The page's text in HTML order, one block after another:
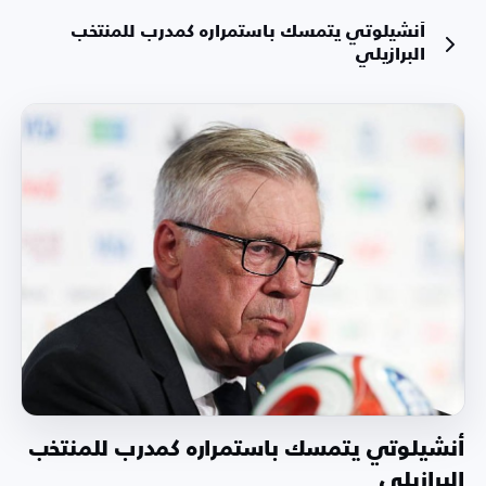
أنشيلوتي يتمسك باستمراره كمدرب للمنتخب
البرازيلي
أنشيلوتي يتمسك باستمراره كمدرب للمنتخب